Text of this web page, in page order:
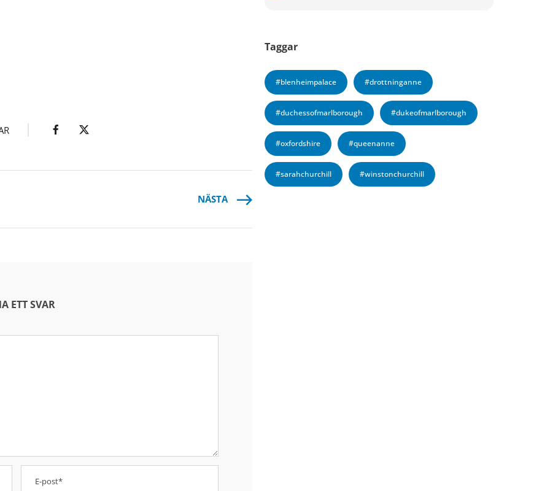
NÄSTA
ETT SVAR
Taggar
#blenheimpalace #drottninganne
#duchessofmarlborough #dukeofmarlborough
#oxfordshire #queenanne
#sarahchurchill #winstonchurchill